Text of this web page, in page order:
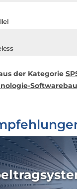
der Kategorie